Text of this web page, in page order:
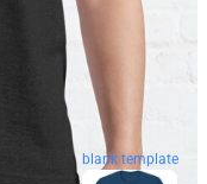
blank template